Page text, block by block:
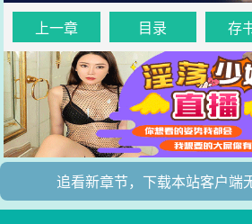
上一章 目录 存
追看新章节，下载本站客户端